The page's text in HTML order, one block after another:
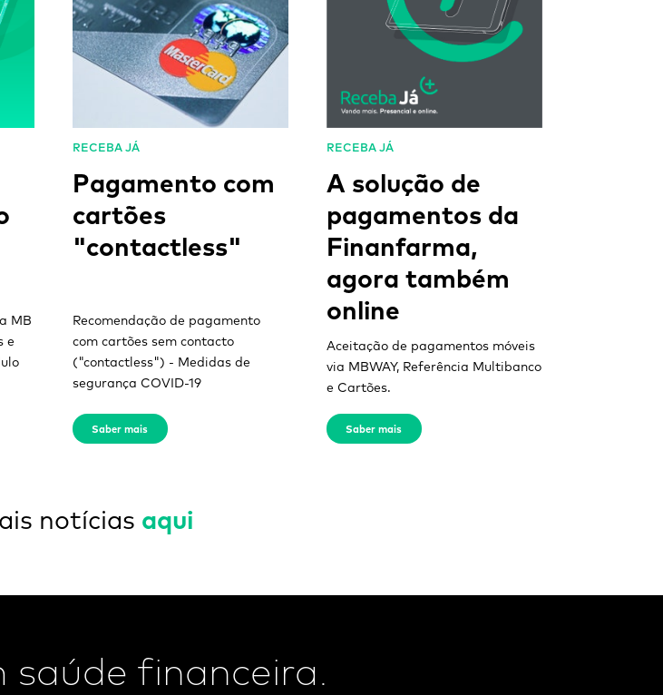
MB
e
RECEBA JÁ
Pagamento com
cartões
"contactless"
Recomendação de pagamento
com cartões sem contacto
("contactless") - Medidas de
segurança COVID-19
Saber mais
RECEBA JÁ
A solução de
pagamentos da
Finanfarma,
agora também
online
Aceitação de pagamentos móveis
via MBWAY, Referência Multibanco
e Cartões.
Saber mais
notícias aqui
saúde financeira.